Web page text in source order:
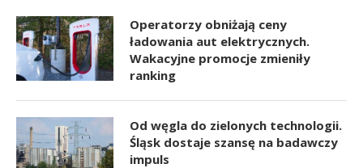
Operatorzy obniżają ceny
ładowania aut elektrycznych.
Wakacyjne promocje zmieniły
ranking
Od węgla do zielonych technologii.
Śląsk dostaje szansę na badawczy
impuls